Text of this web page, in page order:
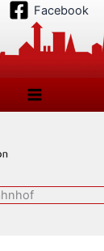
Facebook